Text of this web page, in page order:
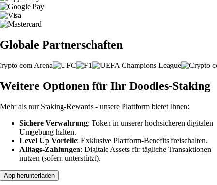
Globale Partnerschaften
Weitere Optionen für Ihr Doodles-Staking
Mehr als nur Staking-Rewards - unsere Plattform bietet Ihnen:
Sichere Verwahrung: Token in unserer hochsicheren digitalen
Umgebung halten.
Level Up Vorteile: Exklusive Plattform-Benefits freischalten.
Alltags-Zahlungen: Digitale Assets für tägliche Transaktionen
nutzen (sofern unterstützt).
App herunterladen